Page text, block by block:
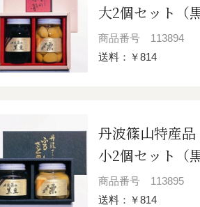
大2個セット（
商品番号
113894
送料：￥814
丹波篠山特産品
小2個セット（
商品番号
113895
送料：￥814